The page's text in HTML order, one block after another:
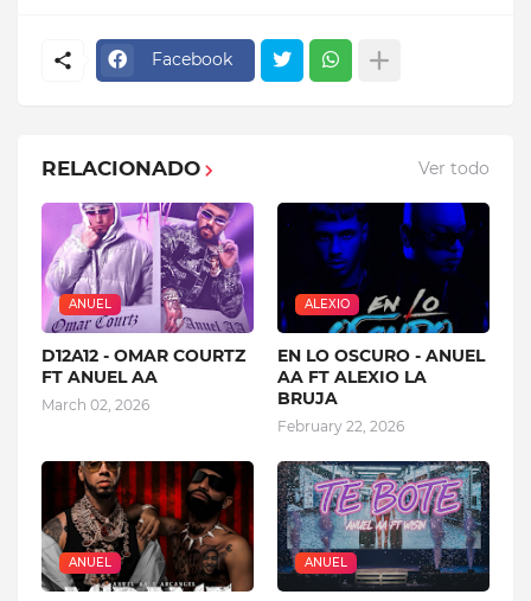
Facebook
RELACIONADO Ver todo
ANUEL
D12A12 - OMAR COURTZ
FT ANUEL AA
March 02, 2026
ALEXIO
EN LO OSCURO - ANUEL
AA FT ALEXIO LA
BRUJA
February 22, 2026
ANUEL ANUEL